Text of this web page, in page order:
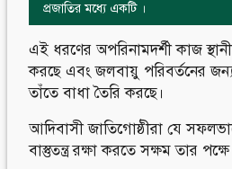
প্রজাতির মধ্যে একটি ।
এই ধরণের অপরিনামদর্শী কাজ
করছে এবং জলবায়ু পরিবর্তনের জন্য
তাঁতে বাধা তৈরি করছে।
আদিবাসী জাতিগোষ্ঠীরা যে
বাস্তুতন্ত্র রক্ষা করতে সক্ষম তার